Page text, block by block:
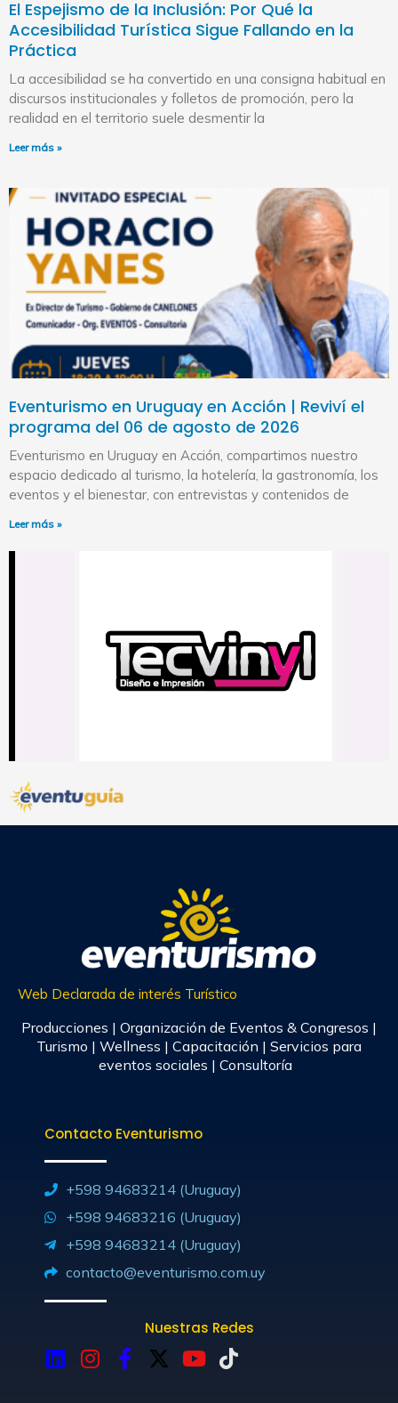
El Espejismo de la Inclusión: Por Qué la
Accesibilidad Turística Sigue Fallando en la
Práctica
La accesibilidad se ha convertido en una consigna habitual en
discursos institucionales y folletos de promoción, pero la
realidad en el territorio suele desmentir la
Leer más »
Eventurismo en Uruguay en Acción | Reviví el
programa del 06 de agosto de 2026
Eventurismo en Uruguay en Acción, compartimos nuestro
espacio dedicado al turismo, la hotelería, la gastronomía, los
eventos y el bienestar, con entrevistas y contenidos de
Leer más »
Web Declarada de interés Turístico
Producciones | Organización de Eventos & Congresos |
Turismo | Wellness | Capacitación | Servicios para
eventos sociales | Consultoría
Contacto Eventurismo
+598 94683214 (Uruguay)
+598 94683216 (Uruguay)
+598 94683214 (Uruguay)
contacto@eventurismo.com.uy
Nuestras Redes
L
I
F
X
Y
T